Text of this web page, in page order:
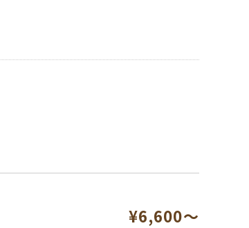
¥6,600～